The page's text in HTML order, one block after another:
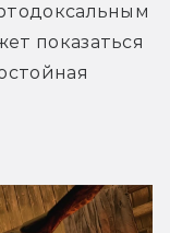
показаться